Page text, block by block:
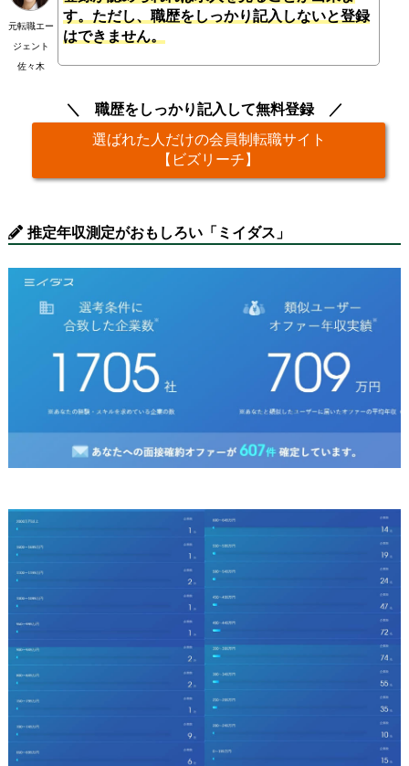
元転職エー
ジェント
佐々木
す。ただし、職歴をしっかり記入しないと登録
はできません。
職歴をしっかり記入して無料登録
選ばれた人だけの会員制転職サイト
【ビズリーチ】
推定年収測定がおもしろい「ミイダス」